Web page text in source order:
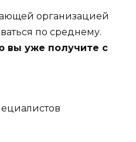
организацией
по среднему.
вы уже получите с